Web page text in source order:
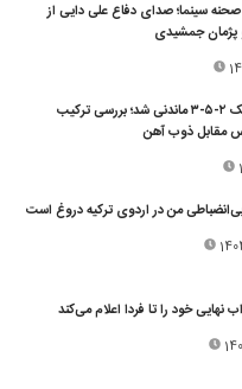
صحنه سینما؛ صدای دفاع علی دایی از
پژمان جمشیدی
هاشمیان با تاکتیک ۲-۵-۳ ماندنی شد؛ بررسی ترکیب
مقابل ذوب آهن
من در اردوی ترکیه دروغ است
نهایی خود را تا فردا اعلام می‌کند